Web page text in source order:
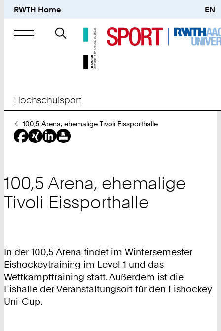
RWTH Home EN
Suche
nach
Hochschulsport
Sie
sind
hier:
100,5 Arena, ehemalige Tivoli Eissporthalle
100,5 Arena, ehemalige
Tivoli Eissporthalle
In der 100,5 Arena findet im Wintersemester
Eishockeytraining im Level 1 und das
Wettkampftraining statt. Außerdem ist die
Eishalle der Veranstaltungsort für den Eishockey
Uni-Cup.